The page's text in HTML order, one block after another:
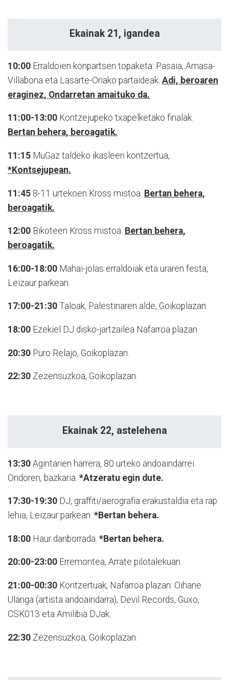
Ekainak 21, igandea
10:00 Erraldoien konpartsen topaketa: Pasaia, Amasa-
Villabona eta Lasarte-Oriako partaideak. Adi, beroaren
eraginez, Ondarretan amaituko da.
11:00-13:00 Kontzejupeko txapelketako finalak.
Bertan behera, beroagatik.
11:15 MuGaz taldeko ikasleen kontzertua,
*Kontsejupean.
11:45 8-11 urtekoen Kross mistoa. Bertan behera,
beroagatik.
12:00 Bikoteen Kross mistoa. Bertan behera,
beroagatik.
16:00-18:00 Mahai-jolas erraldoiak eta uraren festa,
Leizaur parkean.
17:00-21:30 Taloak, Palestinaren alde, Goikoplazan.
18:00 Ezekiel DJ disko-jartzailea Nafarroa plazan.
20:30 Puro Relajo, Goikoplazan.
22:30 Zezensuzkoa, Goikoplazan.
Ekainak 22, astelehena
13:30 Agintarien harrera, 80 urteko andoaindarrei.
Ondoren, bazkaria. *Atzeratu egin dute.
17:30-19:30 DJ, graffiti/aerografia erakustaldia eta rap
lehia, Leizaur parkean. *Bertan behera.
18:00 Haur danborrada. *Bertan behera.
20:00-23:00 Erremontea, Arrate pilotalekuan.
21:00-00:30 Kontzertuak, Nafarroa plazan: Oihane
Ulanga (artista andoaindarra), Devil Records, Guxo,
CSK013 eta Amilibia DJak.
22:30 Zezensuzkoa, Goikoplazan.